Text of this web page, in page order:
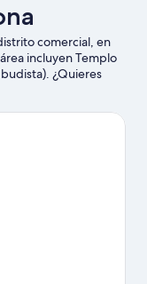
comercial, en
incluyen Templo
¿Quieres
la ciudad? Échale